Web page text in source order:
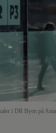
i DR Byen på